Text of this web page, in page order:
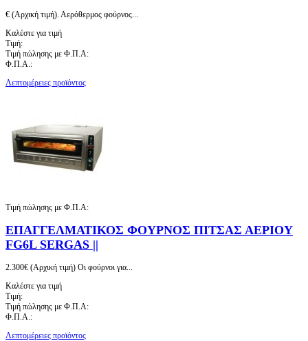
€ (Αρχική τιμή). Αερόθερμος φούρνος...
Καλέστε για τιμή
Τιμή:
Τιμή πώλησης με Φ.Π.Α:
Φ.Π.Α.:
Λεπτομέρειες προϊόντος
Τιμή πώλησης με Φ.Π.Α:
ΕΠΑΓΓΕΛΜΑΤΙΚΟΣ ΦΟΥΡΝΟΣ ΠΙΤΣΑΣ ΑΕΡΙΟΥ
FG6L SERGAS ||
2.300€ (Αρχική τιμή) Οι φούρνοι για...
Καλέστε για τιμή
Τιμή:
Τιμή πώλησης με Φ.Π.Α:
Φ.Π.Α.:
Λεπτομέρειες προϊόντος